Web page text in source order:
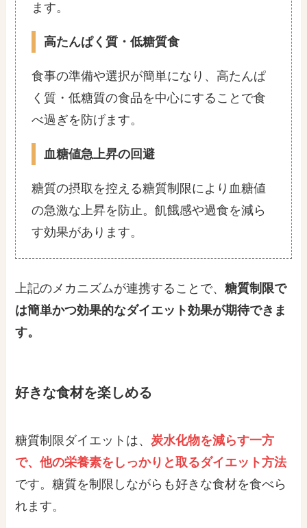
ます。
高たんぱく質・低糖質食
食事の準備や選択が簡単になり、高たんぱ
く質・低糖質の食品を中心にすることで食
べ過ぎを防げます。
血糖値急上昇の回避
糖質の摂取を控える糖質制限により血糖値
の急激な上昇を防止。飢餓感や過食を減ら
す効果があります。
上記のメカニズムが連携することで、糖質制限で
は簡単かつ効果的なダイエット効果が期待できま
す。
好きな食材を楽しめる
糖質制限ダイエットは、炭水化物を減らす一方
で、他の栄養素をしっかりと取るダイエット方法
です。糖質を制限しながらも好きな食材を食べら
れます。